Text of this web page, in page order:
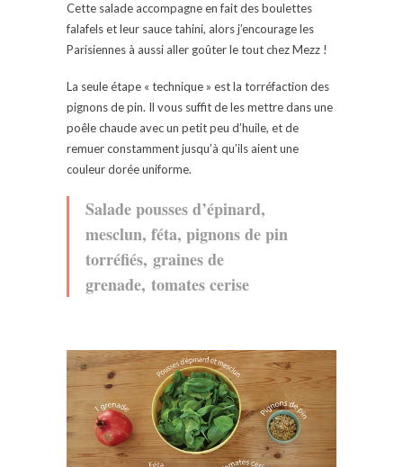
Cette salade accompagne en fait des boulettes
falafels et leur sauce tahini, alors j’encourage les
Parisiennes à aussi aller goûter le tout chez Mezz !
La seule étape « technique » est la torréfaction des
pignons de pin. Il vous suffit de les mettre dans une
poêle chaude avec un petit peu d’huile, et de
remuer constamment jusqu’à qu’ils aient une
couleur dorée uniforme.
Salade pousses d’épinard,
mesclun, féta, pignons de pin
torréfiés, graines de
grenade, tomates cerise